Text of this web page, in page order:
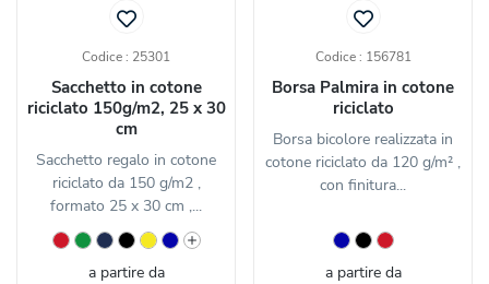
Codice : 25301
Sacchetto in cotone
riciclato 150g/m2, 25 x 30
cm
Sacchetto regalo in cotone
riciclato da 150 g/m2 ,
formato 25 x 30 cm ,...
a partire da
Codice : 156781
Borsa Palmira in cotone
riciclato
Borsa bicolore realizzata in
cotone riciclato da 120 g/m² ,
con finitura...
a partire da